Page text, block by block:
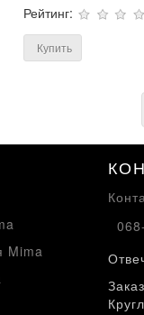
Рейтинг:
Купить
Mima